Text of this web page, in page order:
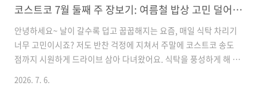
코스트코 7월 둘째 주 장보기: 여름철 밥상 고민 덜어주는 알뜰 장바구니 리스트
안녕하세요~ 날이 갈수록 덥고 꿉꿉해지는 요즘, 매일 식탁 차리기
너무 고민이시죠? 저도 반찬 걱정에 지쳐서 주말에 코스트코 송도
점까지 시원하게 드라이브 삼아 다녀왔어요. 식탁을 풍성하게 해 줄
잡은 코스트코 살림 꿀템들만 모아서 싹 다 보여드릴게요. 다들 장
2026. 7. 6.